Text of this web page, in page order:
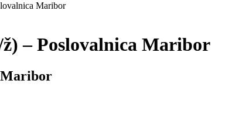
Maribor
– Poslovalnica Maribor
Maribor